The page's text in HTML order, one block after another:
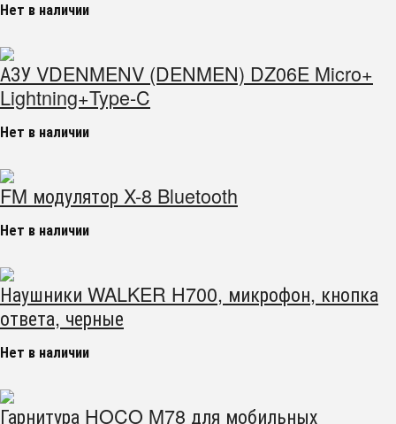
Нет в наличии
АЗУ VDENMENV (DENMEN) DZ06E Micro+
Lightning+Type-C
Нет в наличии
FM модулятор X-8 Bluetooth
Нет в наличии
Наушники WALKER H700, микрофон, кнопка
ответа, черные
Нет в наличии
Гарнитура HOCO M78 для мобильных